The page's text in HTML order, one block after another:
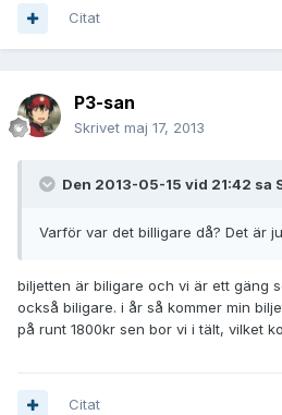
Citat
P3-san
Skrivet maj 17, 2013
Den 2013-05-15 vid 21:42 sa
Varför var det billigare då? Det är
biljetten är biligare och vi är ett gäng
också biligare. i år så kommer min
på runt 1800kr sen bor vi i tält, vilket
Citat